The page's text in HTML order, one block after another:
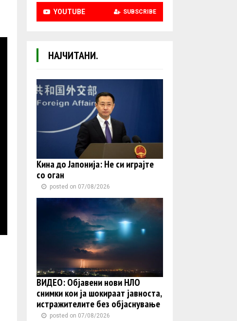
YOUTUBE SUBSCRIBE
НАЈЧИТАНИ.
Кина до Јапонија: Не си играјте
со оган
posted on 07/08/2026
ВИДЕО: Објавени нови НЛО
снимки кои ја шокираат јавноста,
истражителите без објаснување
posted on 07/08/2026